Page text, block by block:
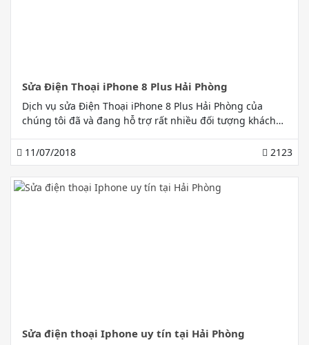
Sửa Điện Thoại iPhone 8 Plus Hải Phòng
Dịch vụ sửa Điện Thoại iPhone 8 Plus Hải Phòng của
chúng tôi đã và đang hỗ trợ rất nhiều đối tượng khách
cố của những lỗi hư hỏng trên điện thoại iPhone 8 Plus
11/07/2018 2123
Sửa điện thoại Iphone uy tín tại Hải Phòng